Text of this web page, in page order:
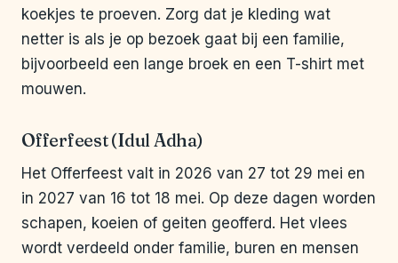
koekjes te proeven. Zorg dat je kleding wat
netter is als je op bezoek gaat bij een familie,
bijvoorbeeld een lange broek en een T-shirt met
mouwen.
Offerfeest (Idul Adha)
Het Offerfeest valt in 2026 van 27 tot 29 mei en
in 2027 van 16 tot 18 mei. Op deze dagen worden
schapen, koeien of geiten geofferd. Het vlees
wordt verdeeld onder familie, buren en mensen